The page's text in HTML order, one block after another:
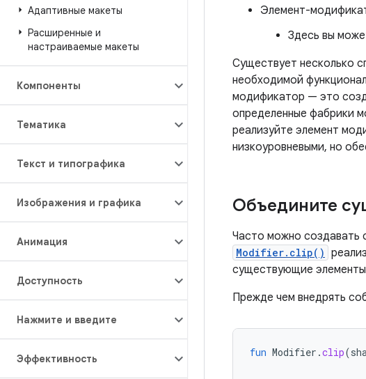
Адаптивные макеты
Расширенные и
настраиваемые макеты
Компоненты
Тематика
Текст и типографика
Изображения и графика
Анимация
Доступность
Нажмите и введите
Эффективность
Элемент-
Здесь вы
Существует несколько
необходимой
модификатор — это
определенные фабрики
реализуйте элемент
низкоуровневыми, но
Объедините
Часто можно создавать
Modifier.clip()
существующие
Прежде чем внедрять
fun Modifier .clip(